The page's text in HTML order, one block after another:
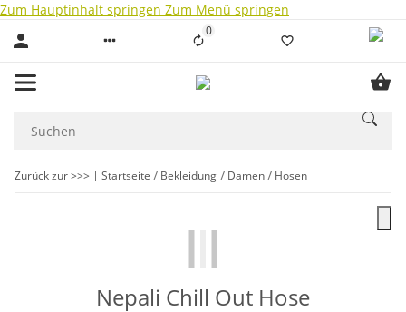
Zum Hauptinhalt springen Zum Menü springen
0Liste ist leer
Zurück zur >>> Startseite Bekleidung Damen Hosen
Nepali Chill Out Hose